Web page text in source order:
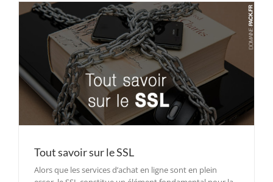
Tout savoir sur le SSL
Alors que les services d’achat en ligne sont en plein